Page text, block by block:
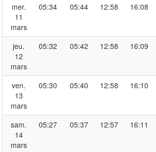
mer.
11
mars
05:34 05:44 12:58 16:08
jeu.
12
mars
05:32 05:42 12:58 16:09
ven.
13
mars
05:30 05:40 12:58 16:10
sam.
14
mars
05:27 05:37 12:57 16:11